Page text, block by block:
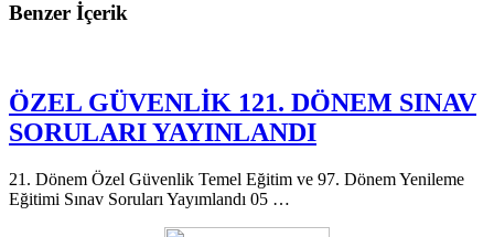
Benzer İçerik
ÖZEL GÜVENLİK 121. DÖNEM SINAV
SORULARI YAYINLANDI
21. Dönem Özel Güvenlik Temel Eğitim ve 97. Dönem Yenileme
Eğitimi Sınav Soruları Yayımlandı 05 …